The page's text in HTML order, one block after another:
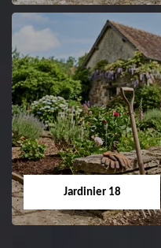
Dessouchage arbre
et haie 18
Entreprise dessouchage
arbre et haie 18 Cher
Jardinier 18